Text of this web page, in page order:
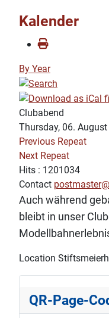
Kalender
By Year
Clubabend
Thursday, 06.
Previous Repeat
Next Repeat
Hits : 1201034
Contact
Auch während
bleibt in unser
Location
QR-Page-